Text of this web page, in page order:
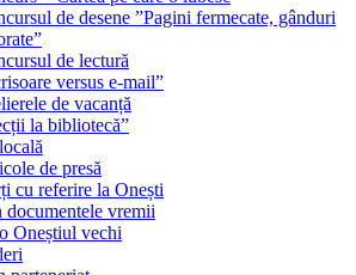
de desene ”Pagini fermecate, gânduri
de lectură
versus e-mail”
de vacanță
la bibliotecă”
de presă
cu referire la Onești
documentele vremii
Oneștiul vechi